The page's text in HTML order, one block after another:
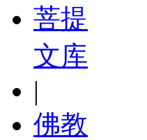
菩提
文库
|
佛教